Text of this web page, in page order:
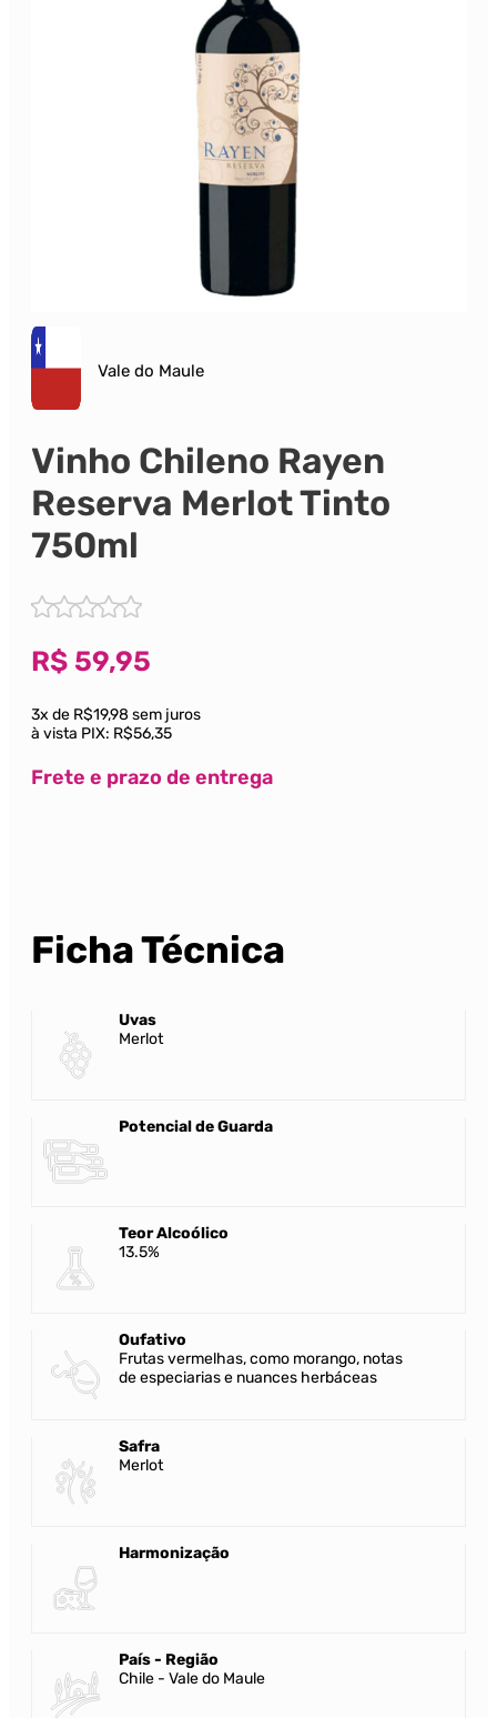
Vale do Maule
Vinho Chileno Rayen
Reserva Merlot Tinto
750ml
R$ 59,95
3x de R$19,98 sem juros
à vista PIX: R$56,35
Frete e prazo de entrega
Ficha Técnica
Uvas
Merlot
Potencial de Guarda
Teor Alcoólico
13.5%
Oufativo
Frutas vermelhas, como morango, notas
de especiarias e nuances herbáceas
Safra
Merlot
Harmonização
País - Região
Chile - Vale do Maule